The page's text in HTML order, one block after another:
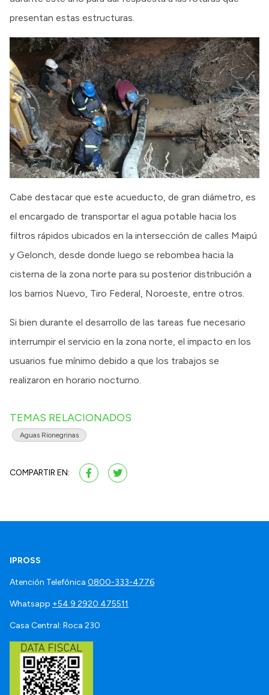
presentan estas estructuras.
Cabe destacar que este acueducto, de gran diámetro, es
el encargado de transportar el agua potable hacia los
filtros rápidos ubicados en la intersección de calles Maipú
y Gelonch, desde donde luego se rebombea hacia la
cisterna de la zona norte para su posterior distribución a
los barrios Nuevo, Tiro Federal, Noroeste, entre otros.
Si bien durante el desarrollo de las tareas fue necesario
interrumpir el servicio en la zona norte, el impacto en los
usuarios fue mínimo debido a que los trabajos se
realizaron en horario nocturno.
TEMAS RELACIONADOS
Aguas Rionegrinas
COMPARTIR EN:
IPROSS
Atención Telefónica 0800-333-4776
Whatsapp +54 9 2920 475511
Casa Central: Roca 230